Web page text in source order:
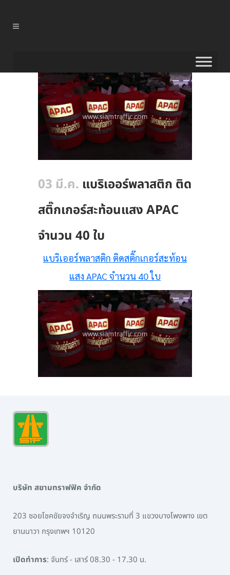
03 มี.ค. แบริเออร์พลาสติก ติด
สติ๊กเกอร์สะท้อนแสง APAC
จำนวน 40 ใบ
แบริเออร์พลาสติก ติดสติ๊กเกอร์สะท้อน
แสง APAC จำนวน 40 ใบ
บริษัท สยามทราฟฟิค จำกัด
203 ซอยโชคชัยจงจำเริญ ถนนพระรามที่ 3 แขวงบางโพงพาง เขต
ยานนาวา กรุงเทพฯ 10120
เปิดทำการ: จันทร์ - เสาร์ 08.30 - 17.30 น.